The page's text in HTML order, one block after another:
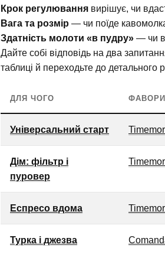
Крок регулювання вирішує, чи
Вага та розмір — чи поїде
Здатність молоти «в пудру» — чи
Дайте собі відповідь на два
таблиці й переходьте до детального
ДЛЯ ЧОГО
Універсальний старт
Дім: фільтр і
пуровер
Еспресо вдома
Турка і джезва